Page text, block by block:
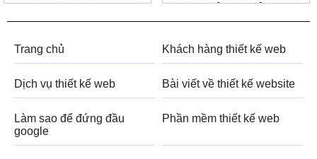
BMV
ngôi sao Việt
Trang chủ Khách hàng thiết kế web
Dịch vụ thiết kế web Bài viết về thiết kế website
Làm sao để đứng đầu
google
Phần mềm thiết kế web